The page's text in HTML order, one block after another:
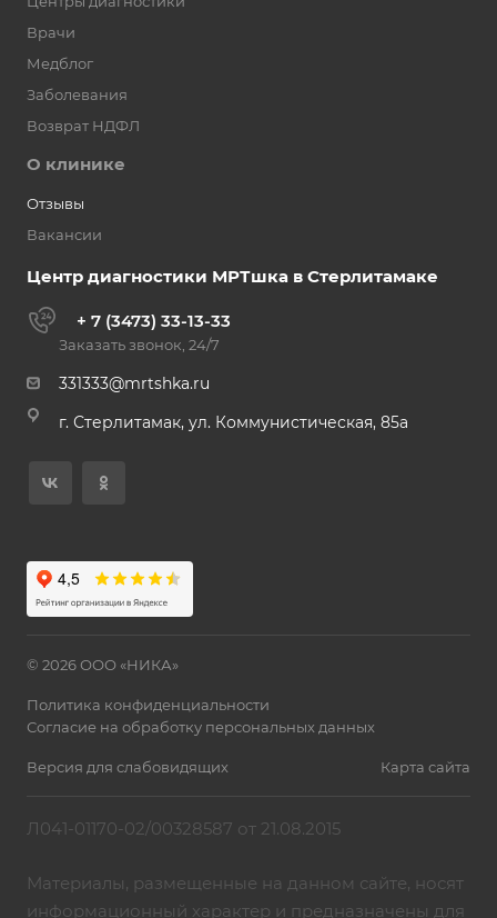
Врачи
Медблог
Заболевания
Возврат НДФЛ
О клинике
Отзывы
Вакансии
Центр диагностики МРТшка в Стерлитамаке
+ 7 (3473) 33-13-33
Заказать звонок, 24/7
331333@mrtshka.ru
г. Стерлитамак, ул. Коммунистическая, 85а
© 2026 ООО «НИКА»
Политика конфиденциальности
Согласие на обработку персональных данных
Версия для слабовидящих Карта сайта
Л041-01170-02/00328587 от 21.08.2015
Материалы, размещенные на данном сайте, носят
информационный характер и предназначены для